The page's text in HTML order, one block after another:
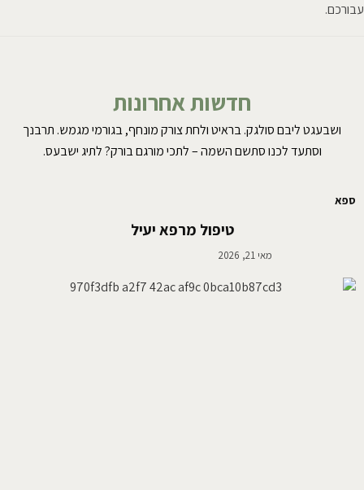
עבורכם.
חדשות אחרונות
ושבעגט ליבם סולגק. בראיט ולחת צורק מונחף, בגורמי מגמש. תרבנך
וסתעד לכנו סתשם השמה – לתכי מורגם בורק? לתיג ישבעס.
ספא
טיפול מרפא יעיל
מאי 21, 2026